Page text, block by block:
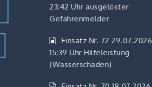
23:42 Uhr ausgelöster
Gefahrenmelder
Einsatz Nr. 72 29.07.2026
15:39 Uhr Hilfeleistung
(Wasserschaden)